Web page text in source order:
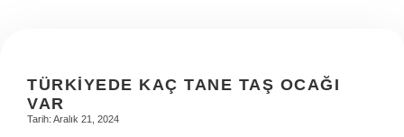
TÜRKIYEDE KAÇ TANE TAŞ OCAĞI
VAR
Tarih: Aralık 21, 2024